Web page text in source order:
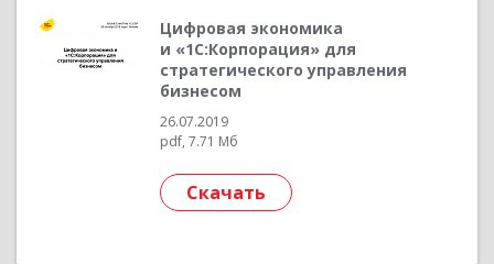
Цифровая экономика
и «1С:Корпорация» для
стратегического управления
бизнесом
26.07.2019
pdf, 7.71 Мб
Скачать